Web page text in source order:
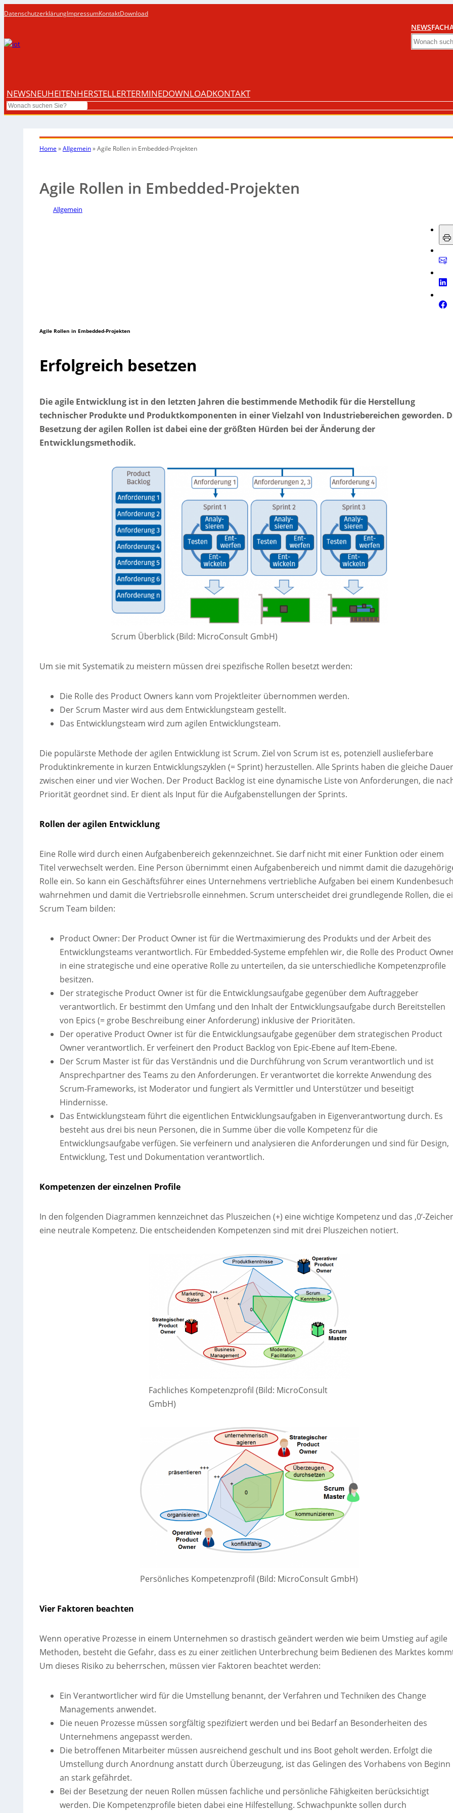
DatenschutzerklärungImpressumKontaktDownload
NEWS
Search
NEWSNEUHEITENHERSTELLERTERMINEDOWNLOADKONTAKT
Search
Home »Allgemein»Agile Rollen in Embedded-Projekten
Agile Rollen in Embedded-Projekten
Allgemein
Agile Rollen in Embedded-Projekten
Erfolgreich besetzen
Die agile Entwicklung ist in den letzten Jahren die bestimmende Methodik für die Herstellung
technischer Produkte und Produktkomponenten in einer Vielzahl von Industriebereichen geworden.
Besetzung der agilen Rollen ist dabei eine der größten Hürden bei der Änderung der
Entwicklungsmethodik.
Scrum Überblick (Bild: MicroConsult GmbH)
Um sie mit Systematik zu meistern müssen drei spezifische Rollen besetzt werden:
Die Rolle des Product Owners kann vom Projektleiter übernommen werden.
Der Scrum Master wird aus dem Entwicklungsteam gestellt.
Das Entwicklungsteam wird zum agilen Entwicklungsteam.
Die populärste Methode der agilen Entwicklung ist Scrum. Ziel von Scrum ist es, potenziell auslieferbare
Produktinkremente in kurzen Entwicklungszyklen (= Sprint) herzustellen. Alle Sprints haben die gleiche Dauer
zwischen einer und vier Wochen. Der Product Backlog ist eine dynamische Liste von Anforderungen, die
Priorität geordnet sind. Er dient als Input für die Aufgabenstellungen der Sprints.
Rollen der agilen Entwicklung
Eine Rolle wird durch einen Aufgabenbereich gekennzeichnet. Sie darf nicht mit einer Funktion oder einem
Titel verwechselt werden. Eine Person übernimmt einen Aufgabenbereich und nimmt damit die
Rolle ein. So kann ein Geschäftsführer eines Unternehmens vertriebliche Aufgaben bei einem Kundenbesuch
wahrnehmen und damit die Vertriebsrolle einnehmen. Scrum unterscheidet drei grundlegende Rollen, die
Scrum Team bilden:
Product Owner: Der Product Owner ist für die Wertmaximierung des Produkts und der Arbeit des
Entwicklungsteams verantwortlich. Für Embedded-Systeme empfehlen wir, die Rolle des Product
in eine strategische und eine operative Rolle zu unterteilen, da sie unterschiedliche Kompetenzprofile
besitzen.
Der strategische Product Owner ist für die Entwicklungsaufgabe gegenüber dem Auftraggeber
verantwortlich. Er bestimmt den Umfang und den Inhalt der Entwicklungsaufgabe durch Bereitstellen
von Epics (= grobe Beschreibung einer Anforderung) inklusive der Prioritäten.
Der operative Product Owner ist für die Entwicklungsaufgabe gegenüber dem strategischen Product
Owner verantwortlich. Er verfeinert den Product Backlog von Epic-Ebene auf Item-Ebene.
Der Scrum Master ist für das Verständnis und die Durchführung von Scrum verantwortlich und ist
Ansprechpartner des Teams zu den Anforderungen. Er verantwortet die korrekte Anwendung des
Scrum-Frameworks, ist Moderator und fungiert als Vermittler und Unterstützer und beseitigt
Hindernisse.
Das Entwicklungsteam führt die eigentlichen Entwicklungsaufgaben in Eigenverantwortung durch. Es
besteht aus drei bis neun Personen, die in Summe über die volle Kompetenz für die
Entwicklungsaufgabe verfügen. Sie verfeinern und analysieren die Anforderungen und sind für Design,
Entwicklung, Test und Dokumentation verantwortlich.
Kompetenzen der einzelnen Profile
In den folgenden Diagrammen kennzeichnet das Pluszeichen (+) eine wichtige Kompetenz und das ‚0‘-
eine neutrale Kompetenz. Die entscheidenden Kompetenzen sind mit drei Pluszeichen notiert.
Fachliches Kompetenzprofil (Bild: MicroConsult
GmbH)
Persönliches Kompetenzprofil (Bild: MicroConsult GmbH)
Vier Faktoren beachten
Wenn operative Prozesse in einem Unternehmen so drastisch geändert werden wie beim Umstieg auf agile
Methoden, besteht die Gefahr, dass es zu einer zeitlichen Unterbrechung beim Bedienen des Marktes
Um dieses Risiko zu beherrschen, müssen vier Faktoren beachtet werden:
Ein Verantwortlicher wird für die Umstellung benannt, der Verfahren und Techniken des Change
Managements anwendet.
Die neuen Prozesse müssen sorgfältig spezifiziert werden und bei Bedarf an Besonderheiten des
Unternehmens angepasst werden.
Die betroffenen Mitarbeiter müssen ausreichend geschult und ins Boot geholt werden. Erfolgt die
Umstellung durch Anordnung anstatt durch Überzeugung, ist das Gelingen des Vorhabens von Beginn
an stark gefährdet.
Bei der Besetzung der neuen Rollen müssen fachliche und persönliche Fähigkeiten berücksichtigt
werden. Die Kompetenzprofile bieten dabei eine Hilfestellung. Schwachpunkte sollen durch